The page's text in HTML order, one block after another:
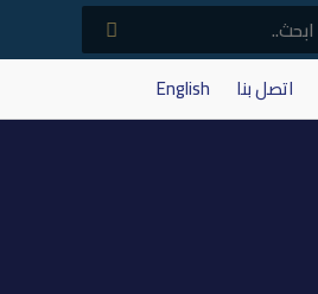
اتصل بنا English